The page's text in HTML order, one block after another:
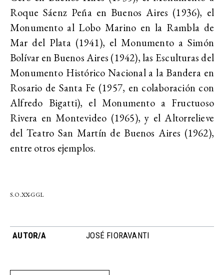
Roque Sáenz Peña en Buenos Aires (1936), el
Monumento al Lobo Marino en la Rambla de
Mar del Plata (1941), el Monumento a Simón
Bolívar en Buenos Aires (1942), las Esculturas del
Monumento Histórico Nacional a la Bandera en
Rosario de Santa Fe (1957, en colaboración con
Alfredo Bigatti), el Monumento a Fructuoso
Rivera en Montevideo (1965), y el Altorrelieve
del Teatro San Martín de Buenos Aires (1962),
entre otros ejemplos.
S.O.XX-GGL
AUTOR/A JOSÉ FIORAVANTI